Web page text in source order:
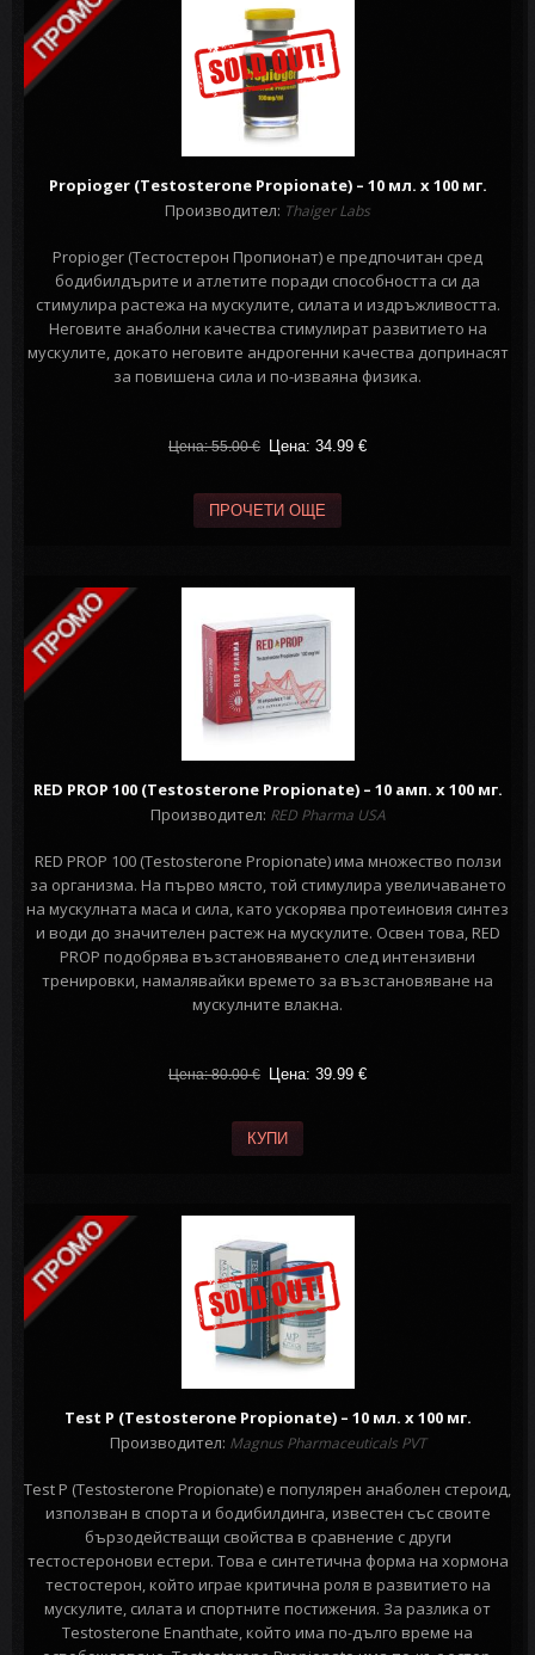
Propioger (Testosterone Propionate) – 10 мл. х 100 мг.
Производител: Thaiger Labs
Propioger (Тестостерон Пропионат) е предпочитан сред
бодибилдърите и атлетите поради способността си да
стимулира растежа на мускулите, силата и издръжливостта.
Неговите анаболни качества стимулират развитието на
мускулите, докато неговите андрогенни качества допринасят
за повишена сила и по-изваяна физика.
Цена: 55.00€ Цена: 34.99 €
ПРОЧЕТИ ОЩЕ
RED PROP 100 (Testosterone Propionate) – 10 амп. х 100 мг.
Производител: RED Pharma USA
RED PROP 100 (Testosterone Propionate) има множество ползи
за организма. На първо място, той стимулира увеличаването
на мускулната маса и сила, като ускорява протеиновия синтез
и води до значителен растеж на мускулите. Освен това, RED
PROP подобрява възстановяването след интензивни
тренировки, намалявайки времето за възстановяване на
мускулните влакна.
Цена: 80.00€ Цена: 39.99 €
КУПИ
Test P (Testosterone Propionate) – 10 мл. х 100 мг.
Производител: Magnus Pharmaceuticals PVT
Test P (Testosterone Propionate) e популярен анаболен стероид,
използван в спорта и бодибилдинга, известен със своите
бързодействащи свойства в сравнение с други
тестостеронови естери. Това е синтетична форма на хормона
тестостерон, който играе критична роля в развитието на
мускулите, силата и спортните постижения. За разлика от
Testosterone Enanthate, който има по-дълго време на